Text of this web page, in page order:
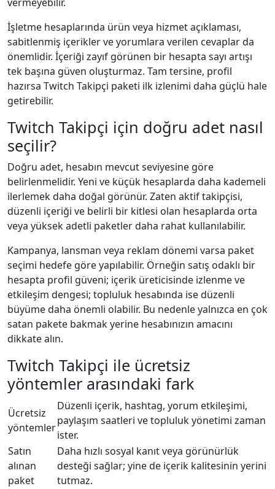
vermeyebilir.
İşletme hesaplarında ürün veya hizmet açıklaması,
sabitlenmiş içerikler ve yorumlara verilen cevaplar da
önemlidir. İçeriği zayıf görünen bir hesapta sayı artışı
tek başına güven oluşturmaz. Tam tersine, profil
hazırsa Twitch Takipçi paketi ilk izlenimi daha güçlü hale
getirebilir.
Twitch Takipçi için doğru adet nasıl
seçilir?
Doğru adet, hesabın mevcut seviyesine göre
belirlenmelidir. Yeni ve küçük hesaplarda daha kademeli
ilerlemek daha doğal görünür. Zaten aktif takipçisi,
düzenli içeriği ve belirli bir kitlesi olan hesaplarda orta
veya yüksek adetli paketler daha rahat kullanılabilir.
Kampanya, lansman veya reklam dönemi varsa paket
seçimi hedefe göre yapılabilir. Örneğin satış odaklı bir
hesapta profil güveni; içerik üreticisinde izlenme ve
etkileşim dengesi; topluluk hesabında ise düzenli
büyüme daha önemli olabilir. Bu nedenle yalnızca en çok
satan pakete bakmak yerine hesabınızın amacını
dikkate alın.
Twitch Takipçi ile ücretsiz
yöntemler arasındaki fark
Ücretsiz
yöntemler
Düzenli içerik, hashtag, yorum etkileşimi,
paylaşım saatleri ve topluluk yönetimi zaman
ister.
Satın
alınan
paket
Daha hızlı sosyal kanıt veya görünürlük
desteği sağlar; yine de içerik kalitesinin yerini
tutmaz.